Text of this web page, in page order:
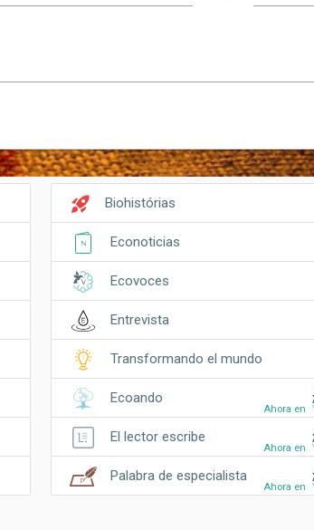
rocket_launch Biohistórias
Econoticias
Ecovoces
Entrevista
Transformando el mundo
Ahora en
Ecoando
Ahora en
El lector escribe
Ahora en
Palabra de especialista